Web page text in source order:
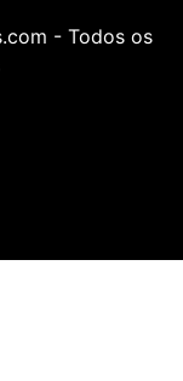
- Todos os